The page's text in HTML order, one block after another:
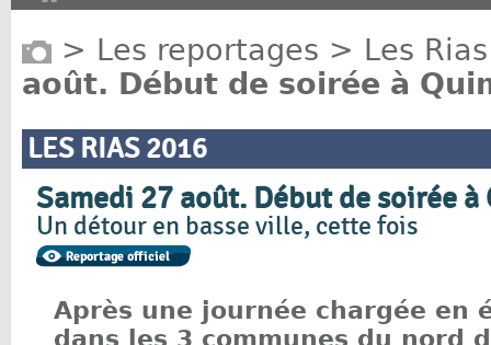
> Les reportages > Les Rias
août. Début de soirée à
LES RIAS 2016
Samedi 27 août. Début de soirée à
Un détour en basse ville, cette fois
Après une journée chargée en
dans les 3 communes du nord